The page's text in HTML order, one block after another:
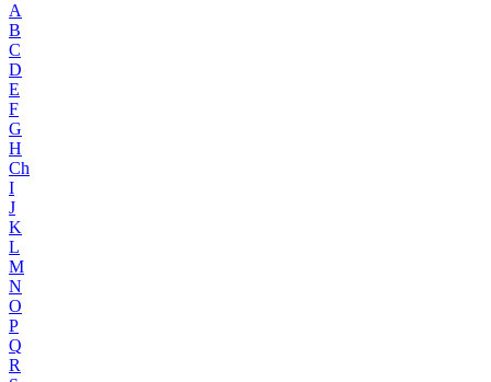
A
B
C
D
E
F
G
H
Ch
I
J
K
L
M
N
O
P
Q
R